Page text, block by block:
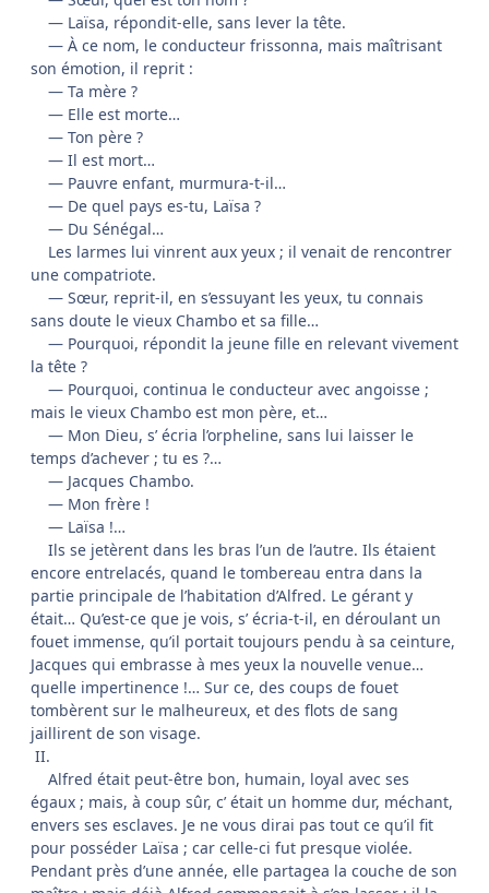
— Laïsa, répondit-elle, sans lever la tête.
— À ce nom, le conducteur frissonna, mais maîtrisant
son émotion, il reprit :
— Ta mère ?
— Elle est morte…
— Ton père ?
— Il est mort…
— Pauvre enfant, murmura-t-il…
— De quel pays es-tu, Laïsa ?
— Du Sénégal…
Les larmes lui vinrent aux yeux ; il venait de rencontrer
une compatriote.
— Sœur, reprit-il, en s’essuyant les yeux, tu connais
sans doute le vieux Chambo et sa fille…
— Pourquoi, répondit la jeune fille en relevant vivement
la tête ?
— Pourquoi, continua le conducteur avec angoisse ;
mais le vieux Chambo est mon père, et…
— Mon Dieu, s’ écria l’orpheline, sans lui laisser le
temps d’achever ; tu es ?…
— Jacques Chambo.
— Mon frère !
— Laïsa !…
Ils se jetèrent dans les bras l’un de l’autre. Ils étaient
encore entrelacés, quand le tombereau entra dans la
partie principale de l’habitation d’Alfred. Le gérant y
était… Qu’est-ce que je vois, s’ écria-t-il, en déroulant un
fouet immense, qu’il portait toujours pendu à sa ceinture,
Jacques qui embrasse à mes yeux la nouvelle venue…
quelle impertinence !… Sur ce, des coups de fouet
tombèrent sur le malheureux, et des flots de sang
jaillirent de son visage.
II.
Alfred était peut-être bon, humain, loyal avec ses
égaux ; mais, à coup sûr, c’ était un homme dur, méchant,
envers ses esclaves. Je ne vous dirai pas tout ce qu’il fit
pour posséder Laïsa ; car celle-ci fut presque violée.
Pendant près d’une année, elle partagea la couche de son